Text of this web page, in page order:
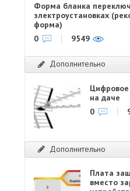
Форма бланка
электроустановках
форма)
0
9549
Дополнительно
на даче
0
Дополнительно
Плата
вместо